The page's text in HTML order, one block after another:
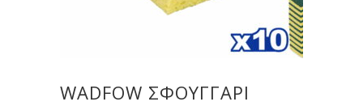
WADFOW ΣΦΟΥΓΓΑΡΙ